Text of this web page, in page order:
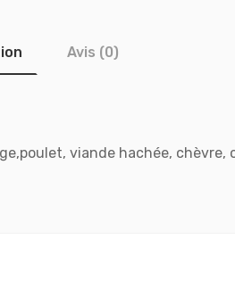
Avis (0)
viande hachée, chèvre,